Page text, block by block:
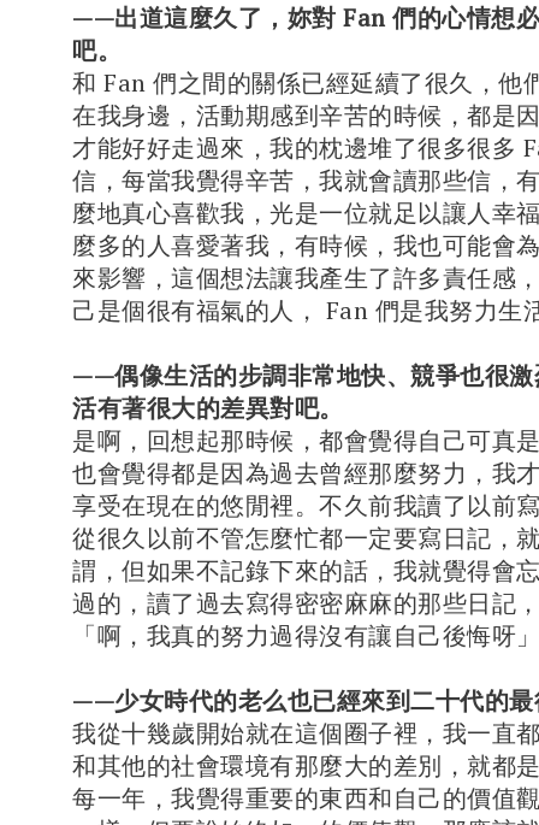
——出道這麼久了，妳對 Fan 們的心情想
吧。
和 Fan 們之間的關係已經延續了很久，他
在我身邊，活動期感到辛苦的時候，都是
才能好好走過來，我的枕邊堆了很多很多
信，每當我覺得辛苦，我就會讀那些信，
麼地真心喜歡我，光是一位就足以讓人幸
麼多的人喜愛著我，有時候，我也可能會
來影響，這個想法讓我產生了許多責任感
己是個很有福氣的人， Fan 們是我努力生
——偶像生活的步調非常地快、競爭也很
活有著很大的差異對吧。
是啊，回想起那時候，都會覺得自己可真
也會覺得都是因為過去曾經那麼努力，我
享受在現在的悠閒裡。不久前我讀了以前
從很久以前不管怎麼忙都一定要寫日記，
謂，但如果不記錄下來的話，我就覺得會
過的，讀了過去寫得密密麻麻的那些日記
「啊，我真的努力過得沒有讓自己後悔呀
——少女時代的老么也已經來到二十代的
我從十幾歲開始就在這個圈子裡，我一直
和其他的社會環境有那麼大的差別，就都
每一年，我覺得重要的東西和自己的價值